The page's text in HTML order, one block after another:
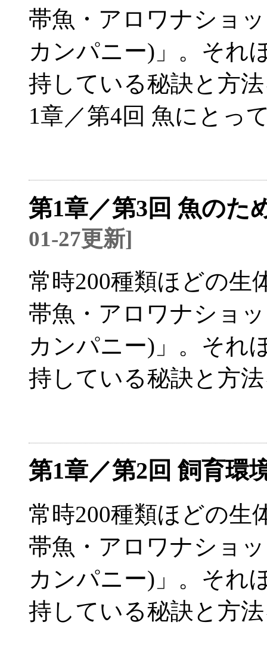
帯魚・アロワナショ
カンパニー)」。それ
持している秘訣と方
1章／第4回 魚にとっ
第1章／第3回 魚の
01-27更新]
常時200種類ほどの生
帯魚・アロワナショ
カンパニー)」。それ
持している秘訣と方
第1章／第2回 飼育
常時200種類ほどの生
帯魚・アロワナショ
カンパニー)」。それ
持している秘訣と方